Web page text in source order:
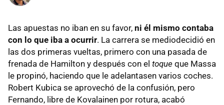
Las apuestas no iban en su favor, ni él mismo contaba
con lo que iba a ocurrir. La carrera se mediodecidió en
las dos primeras vueltas, primero con una pasada de
frenada de Hamilton y después con el toque que Massa
le propinó, haciendo que le adelantasen varios coches.
Robert Kubica se aprovechó de la confusión, pero
Fernando, libre de Kovalainen por rotura, acabó